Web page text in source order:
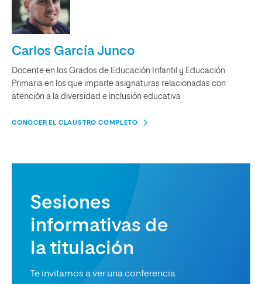
Carlos García Junco
Docente en los Grados de Educación Infantil y Educación
Primaria en los que imparte asignaturas relacionadas con
atención a la diversidad e inclusión educativa
CONOCER EL CLAUSTRO COMPLETO
Sesiones
informativas de
la titulación
Te invitamos a ver una conferencia